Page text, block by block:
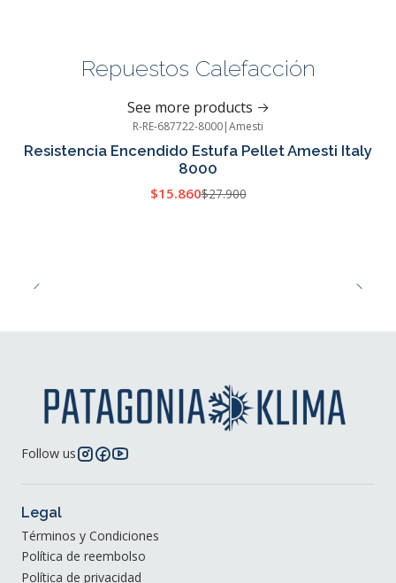
Repuestos Calefacción
See more products
-43%
OFF
R-RE-687722-8000|Amesti
Resistencia Encendido Estufa Pellet Amesti Italy
8000
$15.860$27.900
Follow us
Legal
Términos y Condiciones
Política de reembolso
Política de privacidad